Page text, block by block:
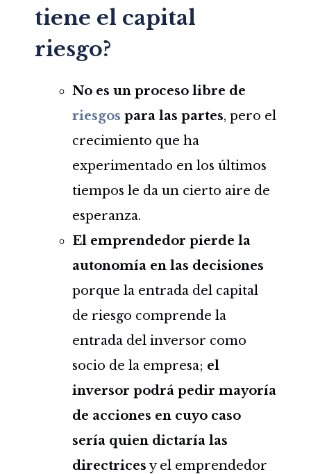
tiene el capital
riesgo?
No es un proceso libre de
riesgos para las partes, pero el
crecimiento que ha
experimentado en los últimos
tiempos le da un cierto aire de
esperanza.
El emprendedor pierde la
autonomía en las decisiones
porque la entrada del capital
de riesgo comprende la
entrada del inversor como
socio de la empresa; el
inversor podrá pedir mayoría
de acciones en cuyo caso
sería quien dictaría las
directricesy el emprendedor